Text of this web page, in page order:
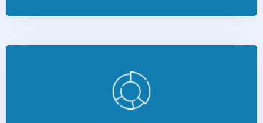
Dégagez vous des responsabilités. Le rapport
d'expertise vous permettra d'obtenir réparation